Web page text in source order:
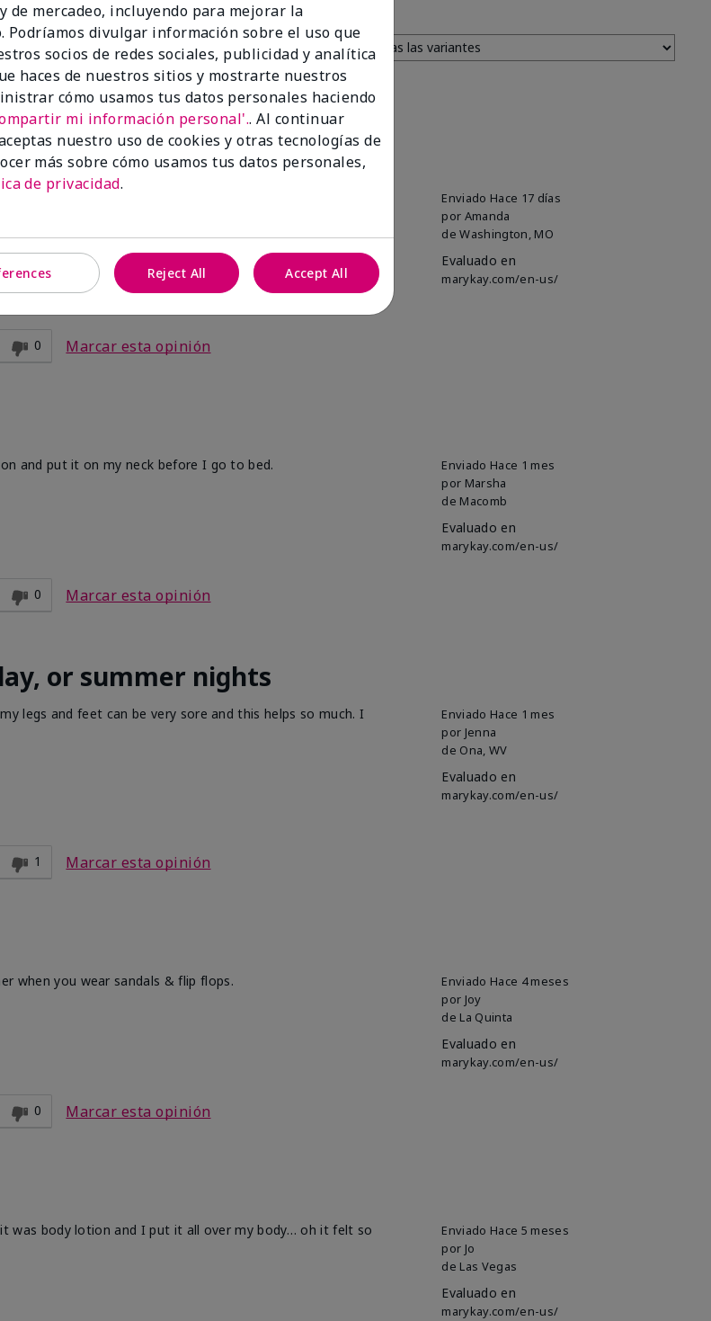
Enviado Hace 17 días
por Amanda
de Washington, MO
Evaluado en
marykay.com/en-us/
cozy socks and let it hydrate all night long. And the smell
0 Marcar esta opinión
Enviado Hace 1 mes
por Marsha
de Macomb
Evaluado en
marykay.com/en-us/
and put it on my neck before I go to bed.
0 Marcar esta opinión
or summer nights
Enviado Hace 1 mes
por Jenna
de Ona, WV
Evaluado en
marykay.com/en-us/
legs and feet can be very sore and this helps so much. I
1 Marcar esta opinión
Enviado Hace 4 meses
por Joy
de La Quinta
Evaluado en
marykay.com/en-us/
when you wear sandals & flip flops.
0 Marcar esta opinión
Enviado Hace 5 meses
por Jo
de Las Vegas
Evaluado en
marykay.com/en-us/
was body lotion and I put it all over my body… oh it felt so
de mercadeo, incluyendo para mejorar la
Podríamos divulgar información sobre el uso que
socios de redes sociales, publicidad y analítica
haces de nuestros sitios y mostrarte nuestros
cómo usamos tus datos personales haciendo
mi información personal'.. Al continuar
nuestro uso de cookies y otras tecnologías de
más sobre cómo usamos tus datos personales,
de privacidad.
Reject All Accept All